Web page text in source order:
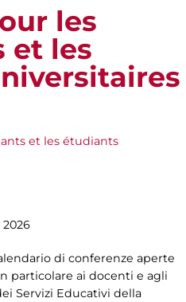
les
et les
et les étudiants
di conferenze aperte
particolare ai docenti e agli
Servizi Educativi della